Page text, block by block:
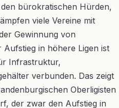
bürokratischen Hürden,
viele Vereine mit
Gewinnung von
in höhere Ligen ist
Infrastruktur,
verbunden. Das zeigt
Oberligisten
der zwar den Aufstieg in